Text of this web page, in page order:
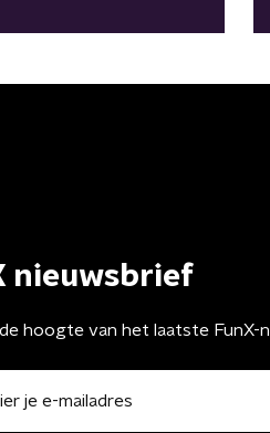
nieuwsbrief
hoogte van het laatste FunX-